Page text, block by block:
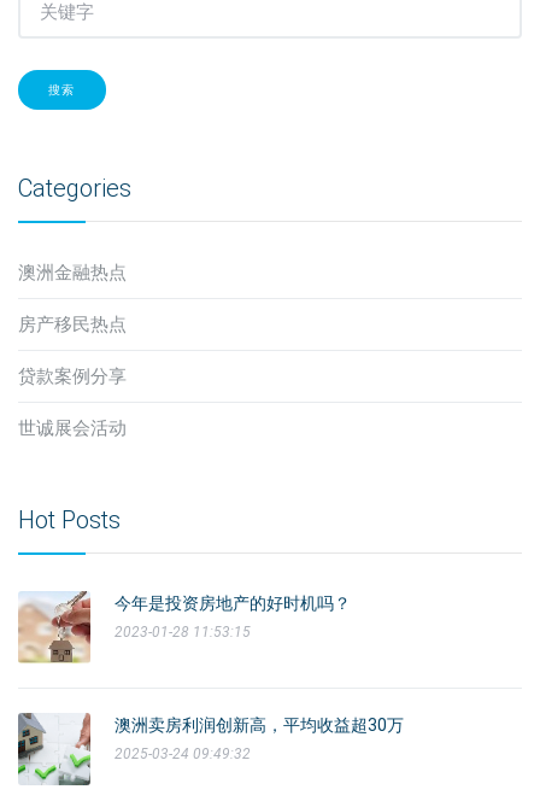
搜索
Categories
澳洲金融热点
房产移民热点
贷款案例分享
世诚展会活动
Hot Posts
今年是投资房地产的好时机吗？
2023-01-28 11:53:15
澳洲卖房利润创新高，平均收益超30万
2025-03-24 09:49:32